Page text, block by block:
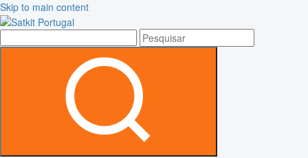
Skip to main content